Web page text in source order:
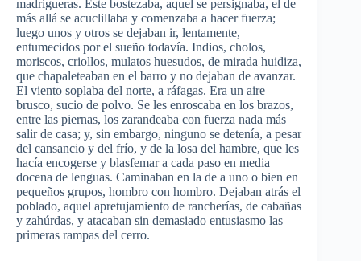
madrigueras. Este bostezaba, aquel se persignaba, el de
más allá se acuclillaba y comenzaba a hacer fuerza;
luego unos y otros se dejaban ir, lentamente,
entumecidos por el sueño todavía. Indios, cholos,
moriscos, criollos, mulatos huesudos, de mirada huidiza,
que chapaleteaban en el barro y no dejaban de avanzar.
El viento soplaba del norte, a ráfagas. Era un aire
brusco, sucio de polvo. Se les enroscaba en los brazos,
entre las piernas, los zarandeaba con fuerza nada más
salir de casa; y, sin embargo, ninguno se detenía, a pesar
del cansancio y del frío, y de la losa del hambre, que les
hacía encogerse y blasfemar a cada paso en media
docena de lenguas. Caminaban en la de a uno o bien en
pequeños grupos, hombro con hombro. Dejaban atrás el
poblado, aquel apretujamiento de rancherías, de cabañas
y zahúrdas, y atacaban sin demasiado entusiasmo las
primeras rampas del cerro.